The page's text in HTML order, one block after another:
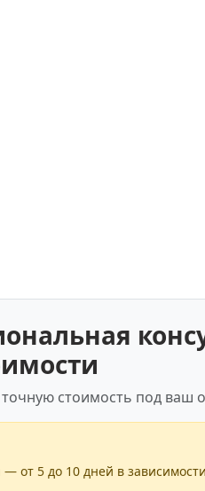
стоимость под ваш
от 5 до 10 дней в